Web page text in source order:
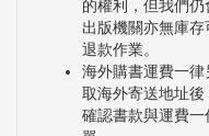
的權利，但我們
出版機關亦無庫
退款作業。
海外購書運費一
取海外寄送地址後
確認書款與運費